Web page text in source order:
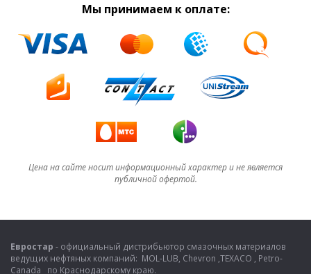
Мы принимаем к оплате:
Цена на сайте носит информационный характер и не является
публичной офертой.
Евростар - официальный дистрибьютор смазочных материалов
ведущих нефтяных компаний: MOL-LUB, Chevron ,TEXACO , Petro-
Canada по Краснодарскому краю.